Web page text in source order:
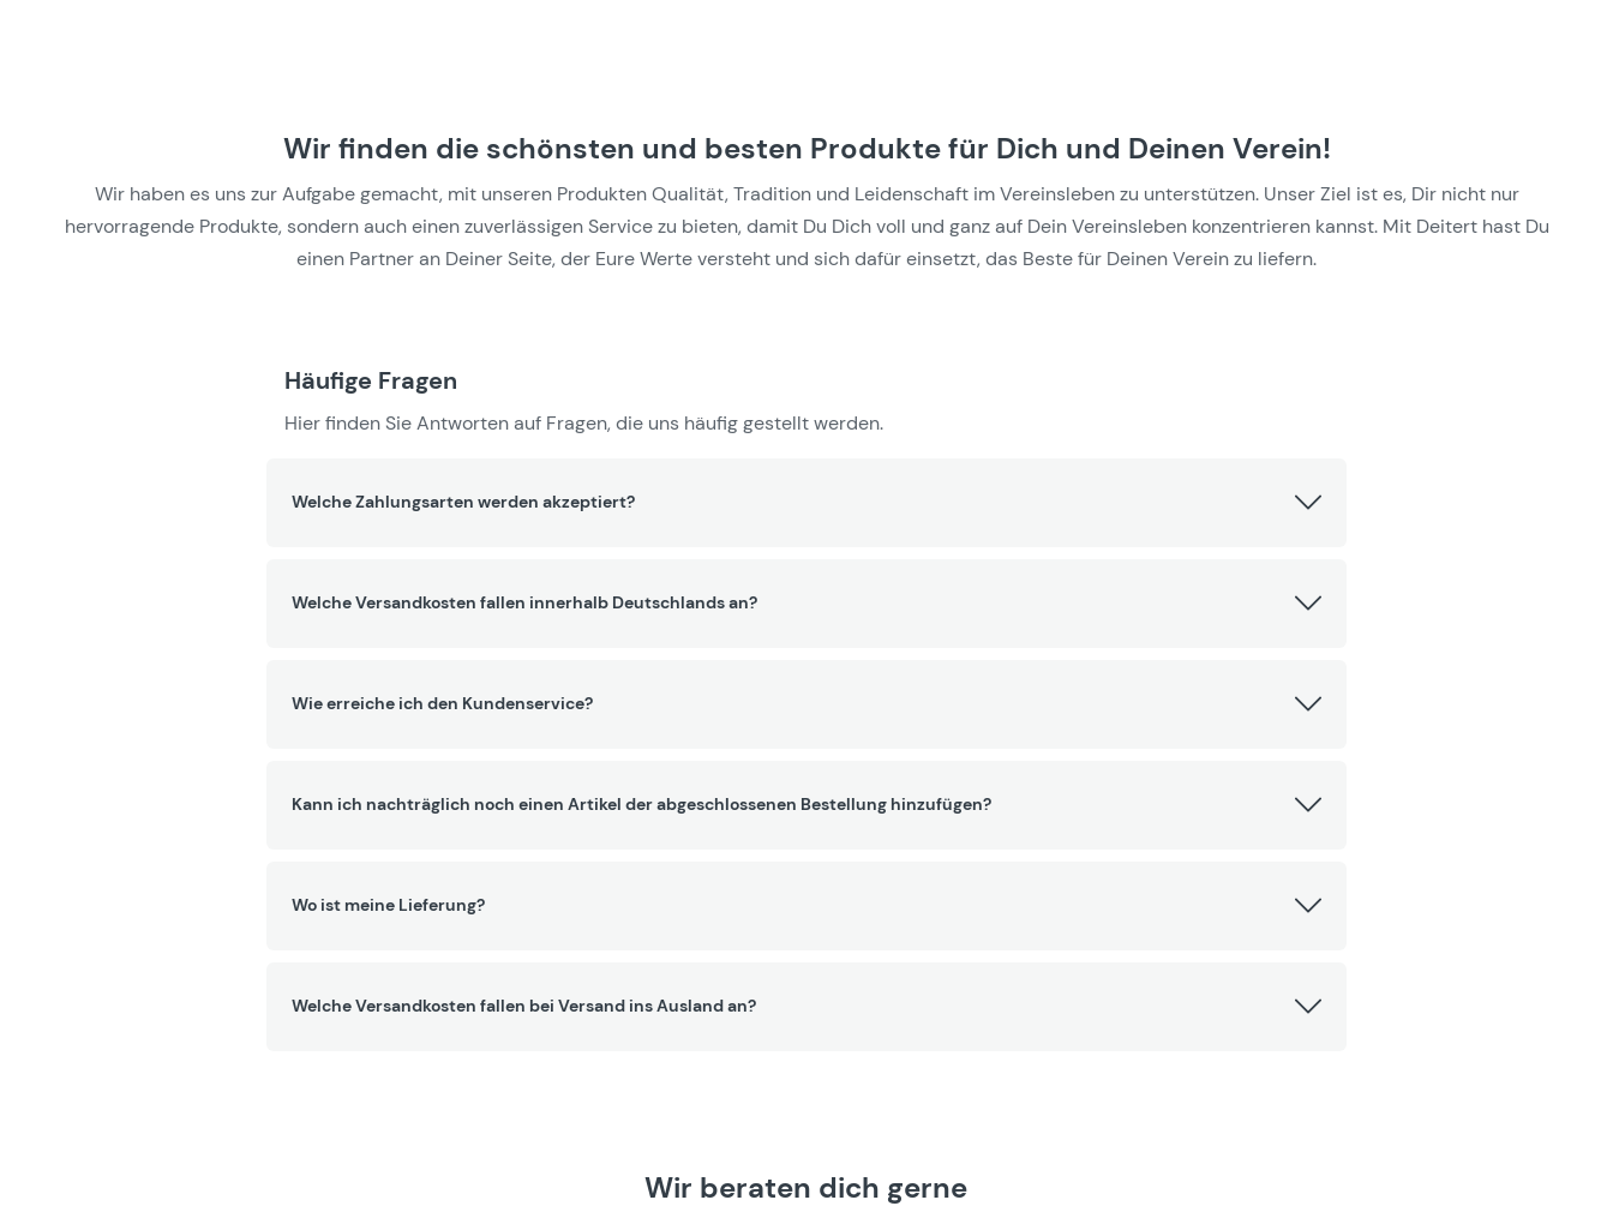
Wir finden die schönsten und besten Produkte für Dich und Deinen Verein!
Wir haben es uns zur Aufgabe gemacht, mit unseren Produkten Qualität, Tradition und Leidenschaft im Vereinsleben zu unterstützen. Unser Ziel ist es, Dir nicht nur
hervorragende Produkte, sondern auch einen zuverlässigen Service zu bieten, damit Du Dich voll und ganz auf Dein Vereinsleben konzentrieren kannst. Mit Deitert hast Du
einen Partner an Deiner Seite, der Eure Werte versteht und sich dafür einsetzt, das Beste für Deinen Verein zu liefern.
Häufige Fragen
Hier finden Sie Antworten auf Fragen, die uns häufig gestellt werden.
Welche Zahlungsarten werden akzeptiert?
Welche Versandkosten fallen innerhalb Deutschlands an?
Wie erreiche ich den Kundenservice?
Kann ich nachträglich noch einen Artikel der abgeschlossenen Bestellung hinzufügen?
Wo ist meine Lieferung?
Welche Versandkosten fallen bei Versand ins Ausland an?
Wir beraten dich gerne